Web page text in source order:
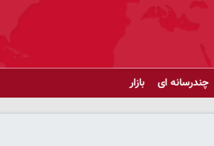
چندرسانه ای بازار